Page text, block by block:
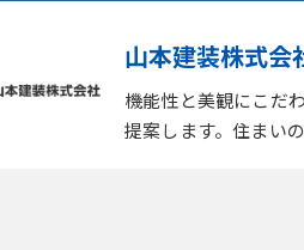
山本建装株式会
機能性と美観にこだ
提案します。住まい